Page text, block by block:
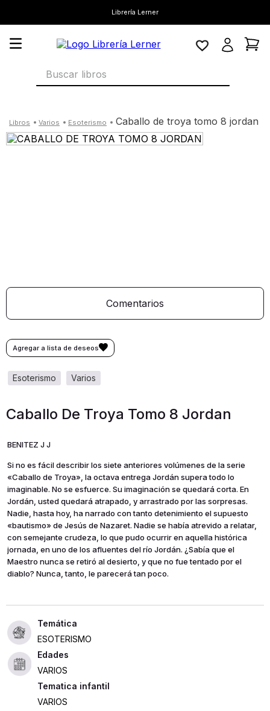
Librería Lerner
Buscar libros
varios esoterismo caballo de troya tomo 8 jordan
Comentarios
varios
esoterismo
Caballo De Troya Tomo 8 Jordan
BENITEZ J J
Si no es fácil describir los siete anteriores volúmenes de la serie
«Caballo de Troya», la octava entrega Jordán supera todo lo
imaginable. No se esfuerce. Su imaginación se quedará corta. En
Jordán, usted quedará atrapado, y arrastrado por las sorpresas.
Nadie, hasta hoy, ha narrado con tanto detenimiento el supuesto
«bautismo» de Jesús de Nazaret. Nadie se había atrevido a relatar,
con semejante crudeza, lo que pudo ocurrir en aquella histórica
jornada, en uno de los afluentes del río Jordán. ¿Sabía que el
Maestro nunca se retiró al desierto, y que no fue tentado por el
diablo? Nunca, tanto, le parecerá tan poco.
ESOTERISMO
Edades
VARIOS
Tematica infantil
VARIOS